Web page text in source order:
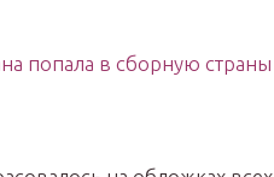
попала в сборную страны